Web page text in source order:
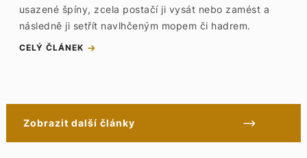
usazené špíny, zcela postačí ji vysát nebo zamést a
následně ji setřít navlhčeným mopem či hadrem.
CELÝ ČLÁNEK
Zobrazit další články